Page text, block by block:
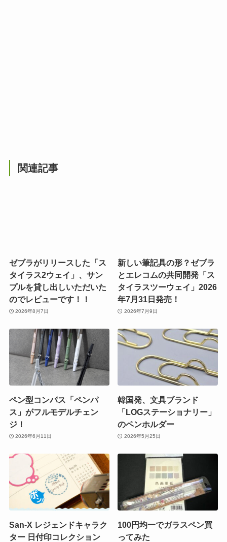
関連記事
ゼブラがリリースした「ス
タイラス2ウェイ」、サン
プルを貸し出しいただいた
のでレビューです！！
2026年8月7日
新しい筆記具の形？ゼブラ
とエレコムの共同開発「ス
タイラスツーウェイ」2026
年7月31日発売！
2026年7月9日
ペン型コンパス「ペンパ
ス」がフルモデルチェン
ジ！
2026年6月11日
韓国発、文具ブランド
「LOGステーショナリー」
のペンホルダー
2026年5月25日
San-X レジェンドキャラク
ター 日付印コレクション
100円均一でガラスペン買
ってみた